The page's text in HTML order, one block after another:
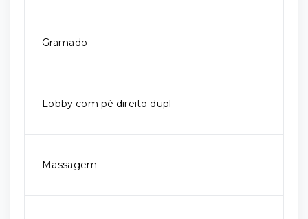
Gramado
Lobby com pé direito dupl
Massagem